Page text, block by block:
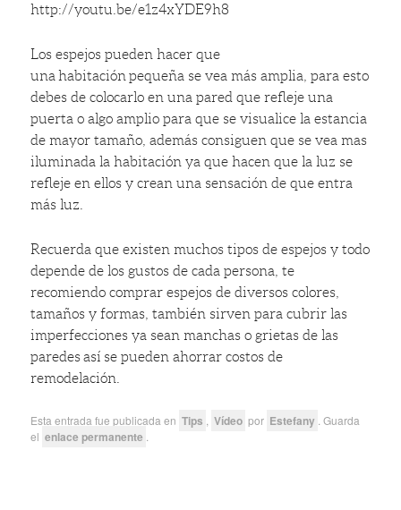
http://youtu.be/e1z4xYDE9h8
Los espejos pueden hacer que
una habitación pequeña se vea más amplia, para esto
debes de colocarlo en una pared que refleje una
puerta o algo amplio para que se visualice la estancia
de mayor tamaño, además consiguen que se vea mas
iluminada la habitación ya que hacen que la luz se
refleje en ellos y crean una sensación de que entra
más luz.
Recuerda que existen muchos tipos de espejos y todo
depende de los gustos de cada persona, te
recomiendo comprar espejos de diversos colores,
tamaños y formas, también sirven para cubrir las
imperfecciones ya sean manchas o grietas de las
paredes así se pueden ahorrar costos de
remodelación.
Esta entrada fue publicada en Tips Vídeo por Estefany . Guarda
el enlace permanente